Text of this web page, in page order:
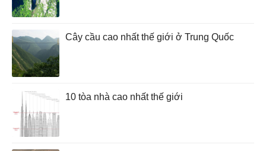
Cây cầu cao nhất thế giới ở Trung Quốc
10 tòa nhà cao nhất thế giới